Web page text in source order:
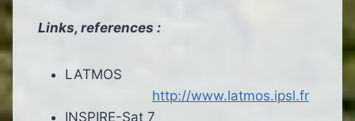
Links, references :
LATMOS
http://www.latmos.ipsl.fr
INSPIRE-Sat 7